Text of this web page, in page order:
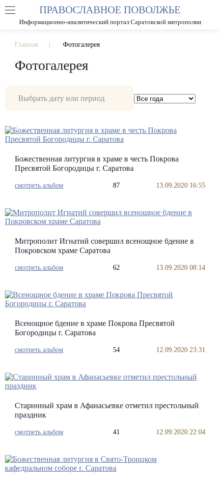
РАЗМЕР ШРИФТА А А
ПРАВОСЛАВНОЕ ПОВОЛЖЬЕ
Информационно-аналитический портал Саратовской митрополии
Главная Фотогалерея
Фотогалерея
Божественная литургия в храме в честь Покрова
Пресвятой Богородицы г. Саратова
смотреть альбом 87 13.09.2020 16:55
Митрополит Игнатий совершил всенощное бдение в
Покровском храме Саратова
смотреть альбом 62 13.09.2020 08:14
Всенощное бдение в храме Покрова Пресвятой
Богородицы г. Саратова
смотреть альбом 54 12.09.2020 23:31
Старинный храм в Афанасьевке отметил престольный
праздник
смотреть альбом 41 12.09.2020 22:04